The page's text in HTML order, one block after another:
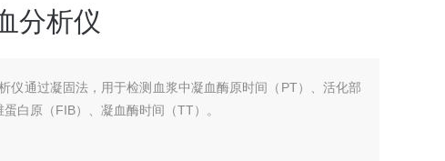
分析仪
仪通过凝固法，用于检测血浆中凝血酶原时间（PT）、活化部
白原（FIB）、凝血酶时间（TT）。